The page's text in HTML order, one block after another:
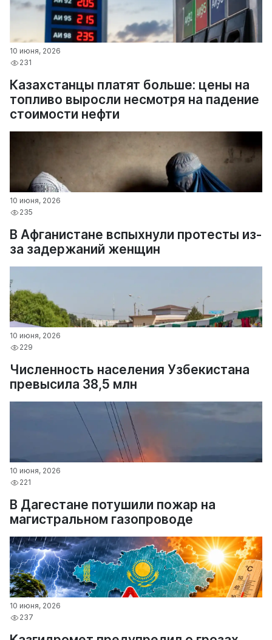
10 июня, 2026
231
Казахстанцы платят больше: цены на
топливо выросли несмотря на падение
стоимости нефти
10 июня, 2026
235
В Афганистане вспыхнули протесты из-
за задержаний женщин
10 июня, 2026
229
Численность населения Узбекистана
превысила 38,5 млн
10 июня, 2026
221
В Дагестане потушили пожар на
магистральном газопроводе
10 июня, 2026
237